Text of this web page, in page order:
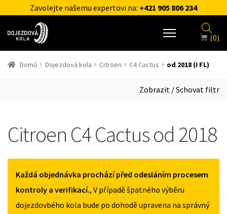
Zavolejte našemu expertovi na: +421 905 806 234
(0)
Domů Dojezdová kola Citroen C4 Cactus od 2018 (I FL)
Zobrazit / Schovat filtr
Citroen C4 Cactus od 2018
Každá objednávka prochází před odesláním procesem
kontroly a verifikací., V případě špatného výběru
dojezdovbého kola bude po dohodě upravena na správný